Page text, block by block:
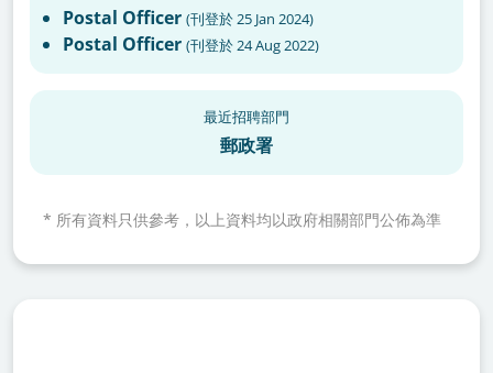
Postal Officer (刊登於25 Jan 2024)
Postal Officer (刊登於24 Aug 2022)
最近招聘部門
郵政署
* 所有資料只供參考，以上資料均以政府相關部門公佈為準